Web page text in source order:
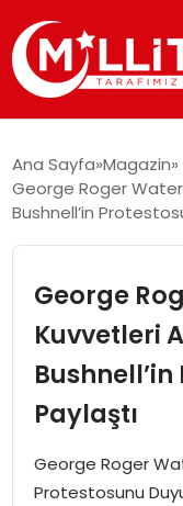
ÖZEL SAYFALAR
EKONOMI
SPOR
SIYASET
MAGAZIN
Ana Sayfa Magazin
George Roger
Bushnell’in
George
Kuvvetleri
Paylaştı
George Roger
Protestosunu